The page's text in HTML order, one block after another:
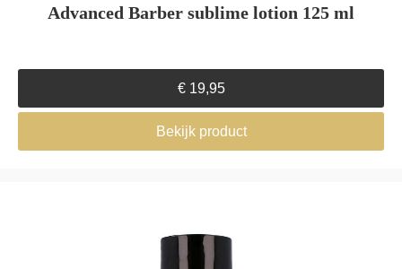
Advanced Barber sublime lotion 125 ml
€19,95
Bekijk product